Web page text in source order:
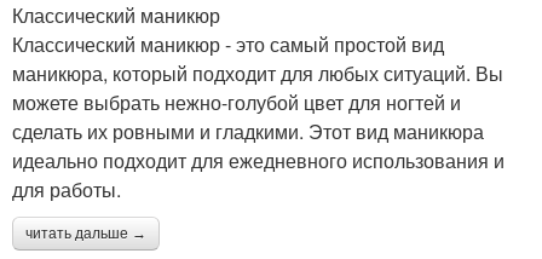
Классический маникюр
Классический маникюр - это самый простой вид
маникюра, который подходит для любых ситуаций. Вы
можете выбрать нежно-голубой цвет для ногтей и
сделать их ровными и гладкими. Этот вид маникюра
идеально подходит для ежедневного использования и
для работы.
читать дальше →